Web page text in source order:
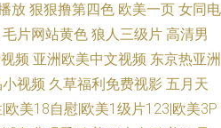
放 狠狠撸第四色 欧美一页 女同电
毛片网站黄色 狼人三级片 高清男
频 亚洲欧美中文视频 东京热亚洲
视频 久草福利免费视影 五月天
欧美18自慰|欧美1级片123|欧美3P